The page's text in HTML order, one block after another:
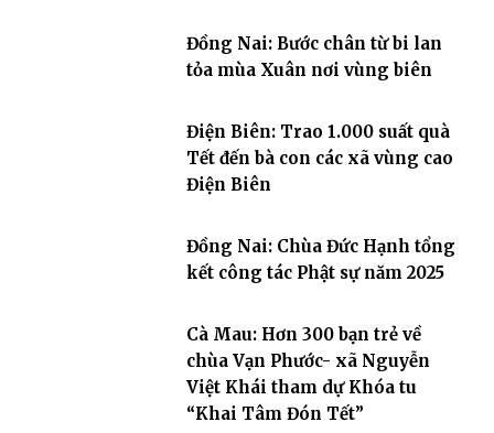
Đồng Nai: Bước chân từ bi lan
tỏa mùa Xuân nơi vùng biên
Điện Biên: Trao 1.000 suất quà
Tết đến bà con các xã vùng cao
Điện Biên
Đồng Nai: Chùa Đức Hạnh tổng
kết công tác Phật sự năm 2025
Cà Mau: Hơn 300 bạn trẻ về
chùa Vạn Phước- xã Nguyễn
Việt Khái tham dự Khóa tu
“Khai Tâm Đón Tết”